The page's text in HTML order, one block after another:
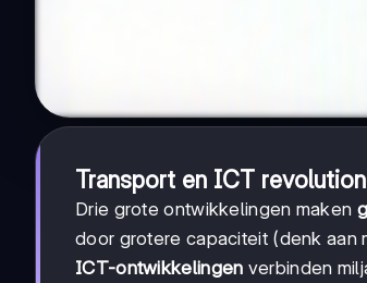
Transport en ICT
Drie grote ontwikkelingen maken
door grotere capaciteit (denk aan
ICT-ontwikkelingen verbinden